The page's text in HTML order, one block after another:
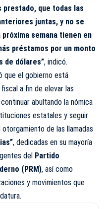
prestado, que todas las
juntas, y no se
semana tienen en
préstamos por un monto
de dólares”, indicó.
que el gobierno está
a fin de elevar las
abultando la nómica
estatales y seguir
de las llamadas
, dedicadas en su mayoría
del Partido
(PRM), así como
y movimientos que